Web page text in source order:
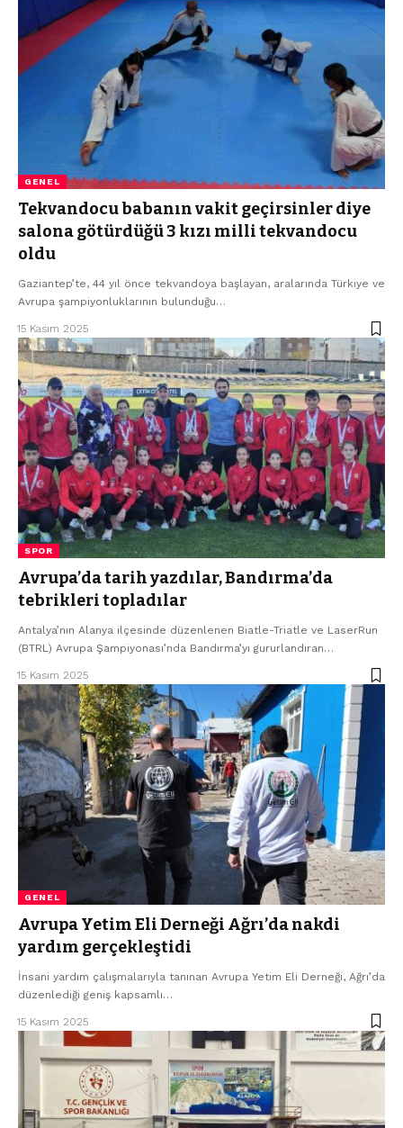
GENEL
Tekvandocu babanın vakit geçirsinler diye
salona götürdüğü 3 kızı milli tekvandocu
oldu
Gaziantep’te, 44 yıl önce tekvandoya başlayan, aralarında Türkiye ve
Avrupa şampiyonluklarının bulunduğu…
15 Kasım 2025
SPOR
Avrupa’da tarih yazdılar, Bandırma’da
tebrikleri topladılar
Antalya’nın Alanya ilçesinde düzenlenen Biatle-Triatle ve LaserRun
(BTRL) Avrupa Şampiyonası’nda Bandırma’yı gururlandıran…
15 Kasım 2025
GENEL
Avrupa Yetim Eli Derneği Ağrı’da nakdi
yardım gerçekleştidi
İnsani yardım çalışmalarıyla tanınan Avrupa Yetim Eli Derneği, Ağrı’da
düzenlediği geniş kapsamlı…
15 Kasım 2025